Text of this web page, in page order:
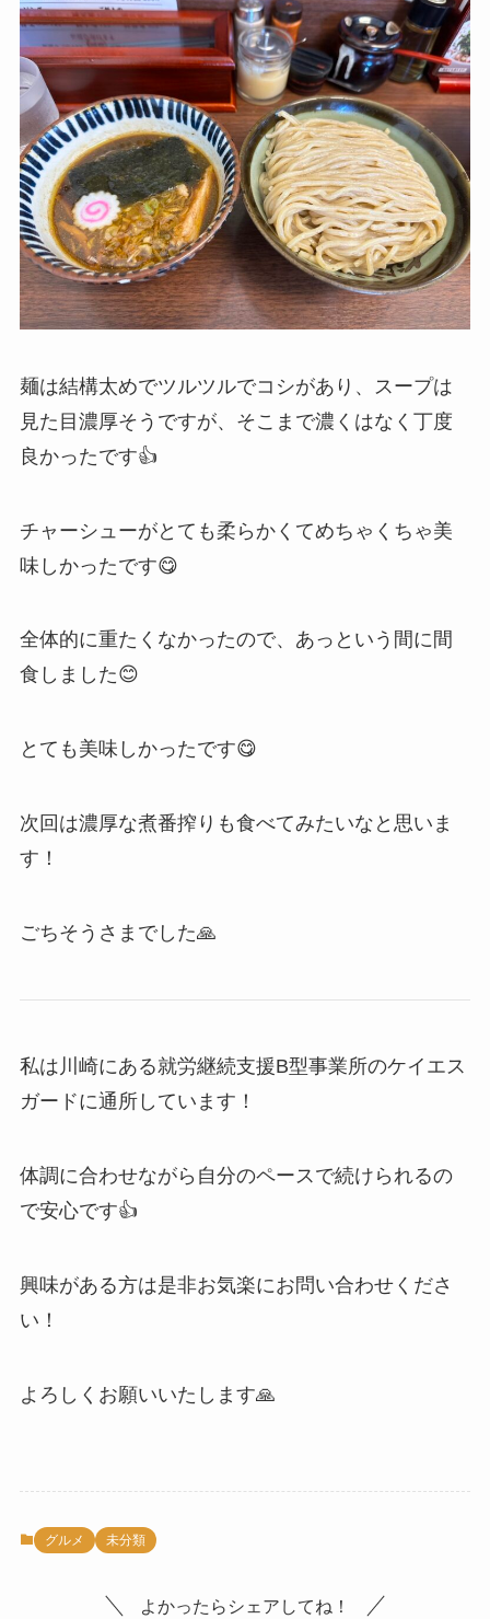
麺は結構太めでツルツルでコシがあり、スープは
見た目濃厚そうですが、そこまで濃くはなく丁度
良かったです👍
チャーシューがとても柔らかくてめちゃくちゃ美
味しかったです😋
全体的に重たくなかったので、あっという間に間
食しました😊
とても美味しかったです😋
次回は濃厚な煮番搾りも食べてみたいなと思いま
す！
ごちそうさまでした🙏
私は川崎にある就労継続支援B型事業所のケイエス
ガードに通所しています！
体調に合わせながら自分のペースで続けられるの
で安心です👍
興味がある方は是非お気楽にお問い合わせくださ
い！
よろしくお願いいたします🙏
グルメ 未分類
よかったらシェアしてね！